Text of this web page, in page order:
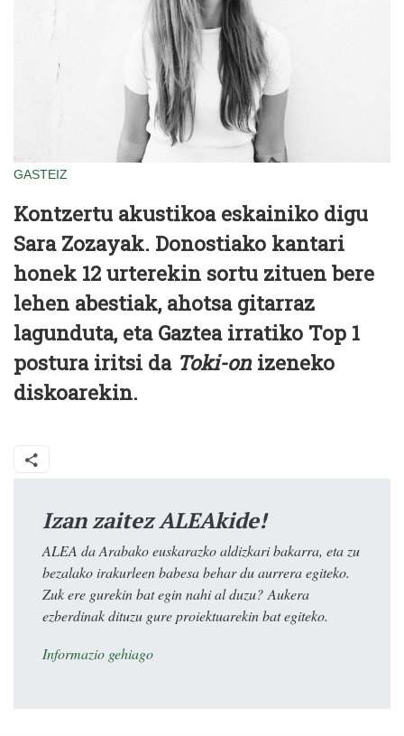
GASTEIZ
Kontzertu akustikoa eskainiko digu
Sara Zozayak. Donostiako kantari
honek 12 urterekin sortu zituen bere
lehen abestiak, ahotsa gitarraz
lagunduta, eta Gaztea irratiko Top 1
postura iritsi da Toki-onizeneko
diskoarekin.
Izan zaitez ALEAkide!
ALEA da Arabako euskarazko aldizkari bakarra, eta zu
bezalako irakurleen babesa behar du aurrera egiteko.
Zuk ere gurekin bat egin nahi al duzu? Aukera
ezberdinak dituzu gure proiektuarekin bat egiteko.
Informazio gehiago